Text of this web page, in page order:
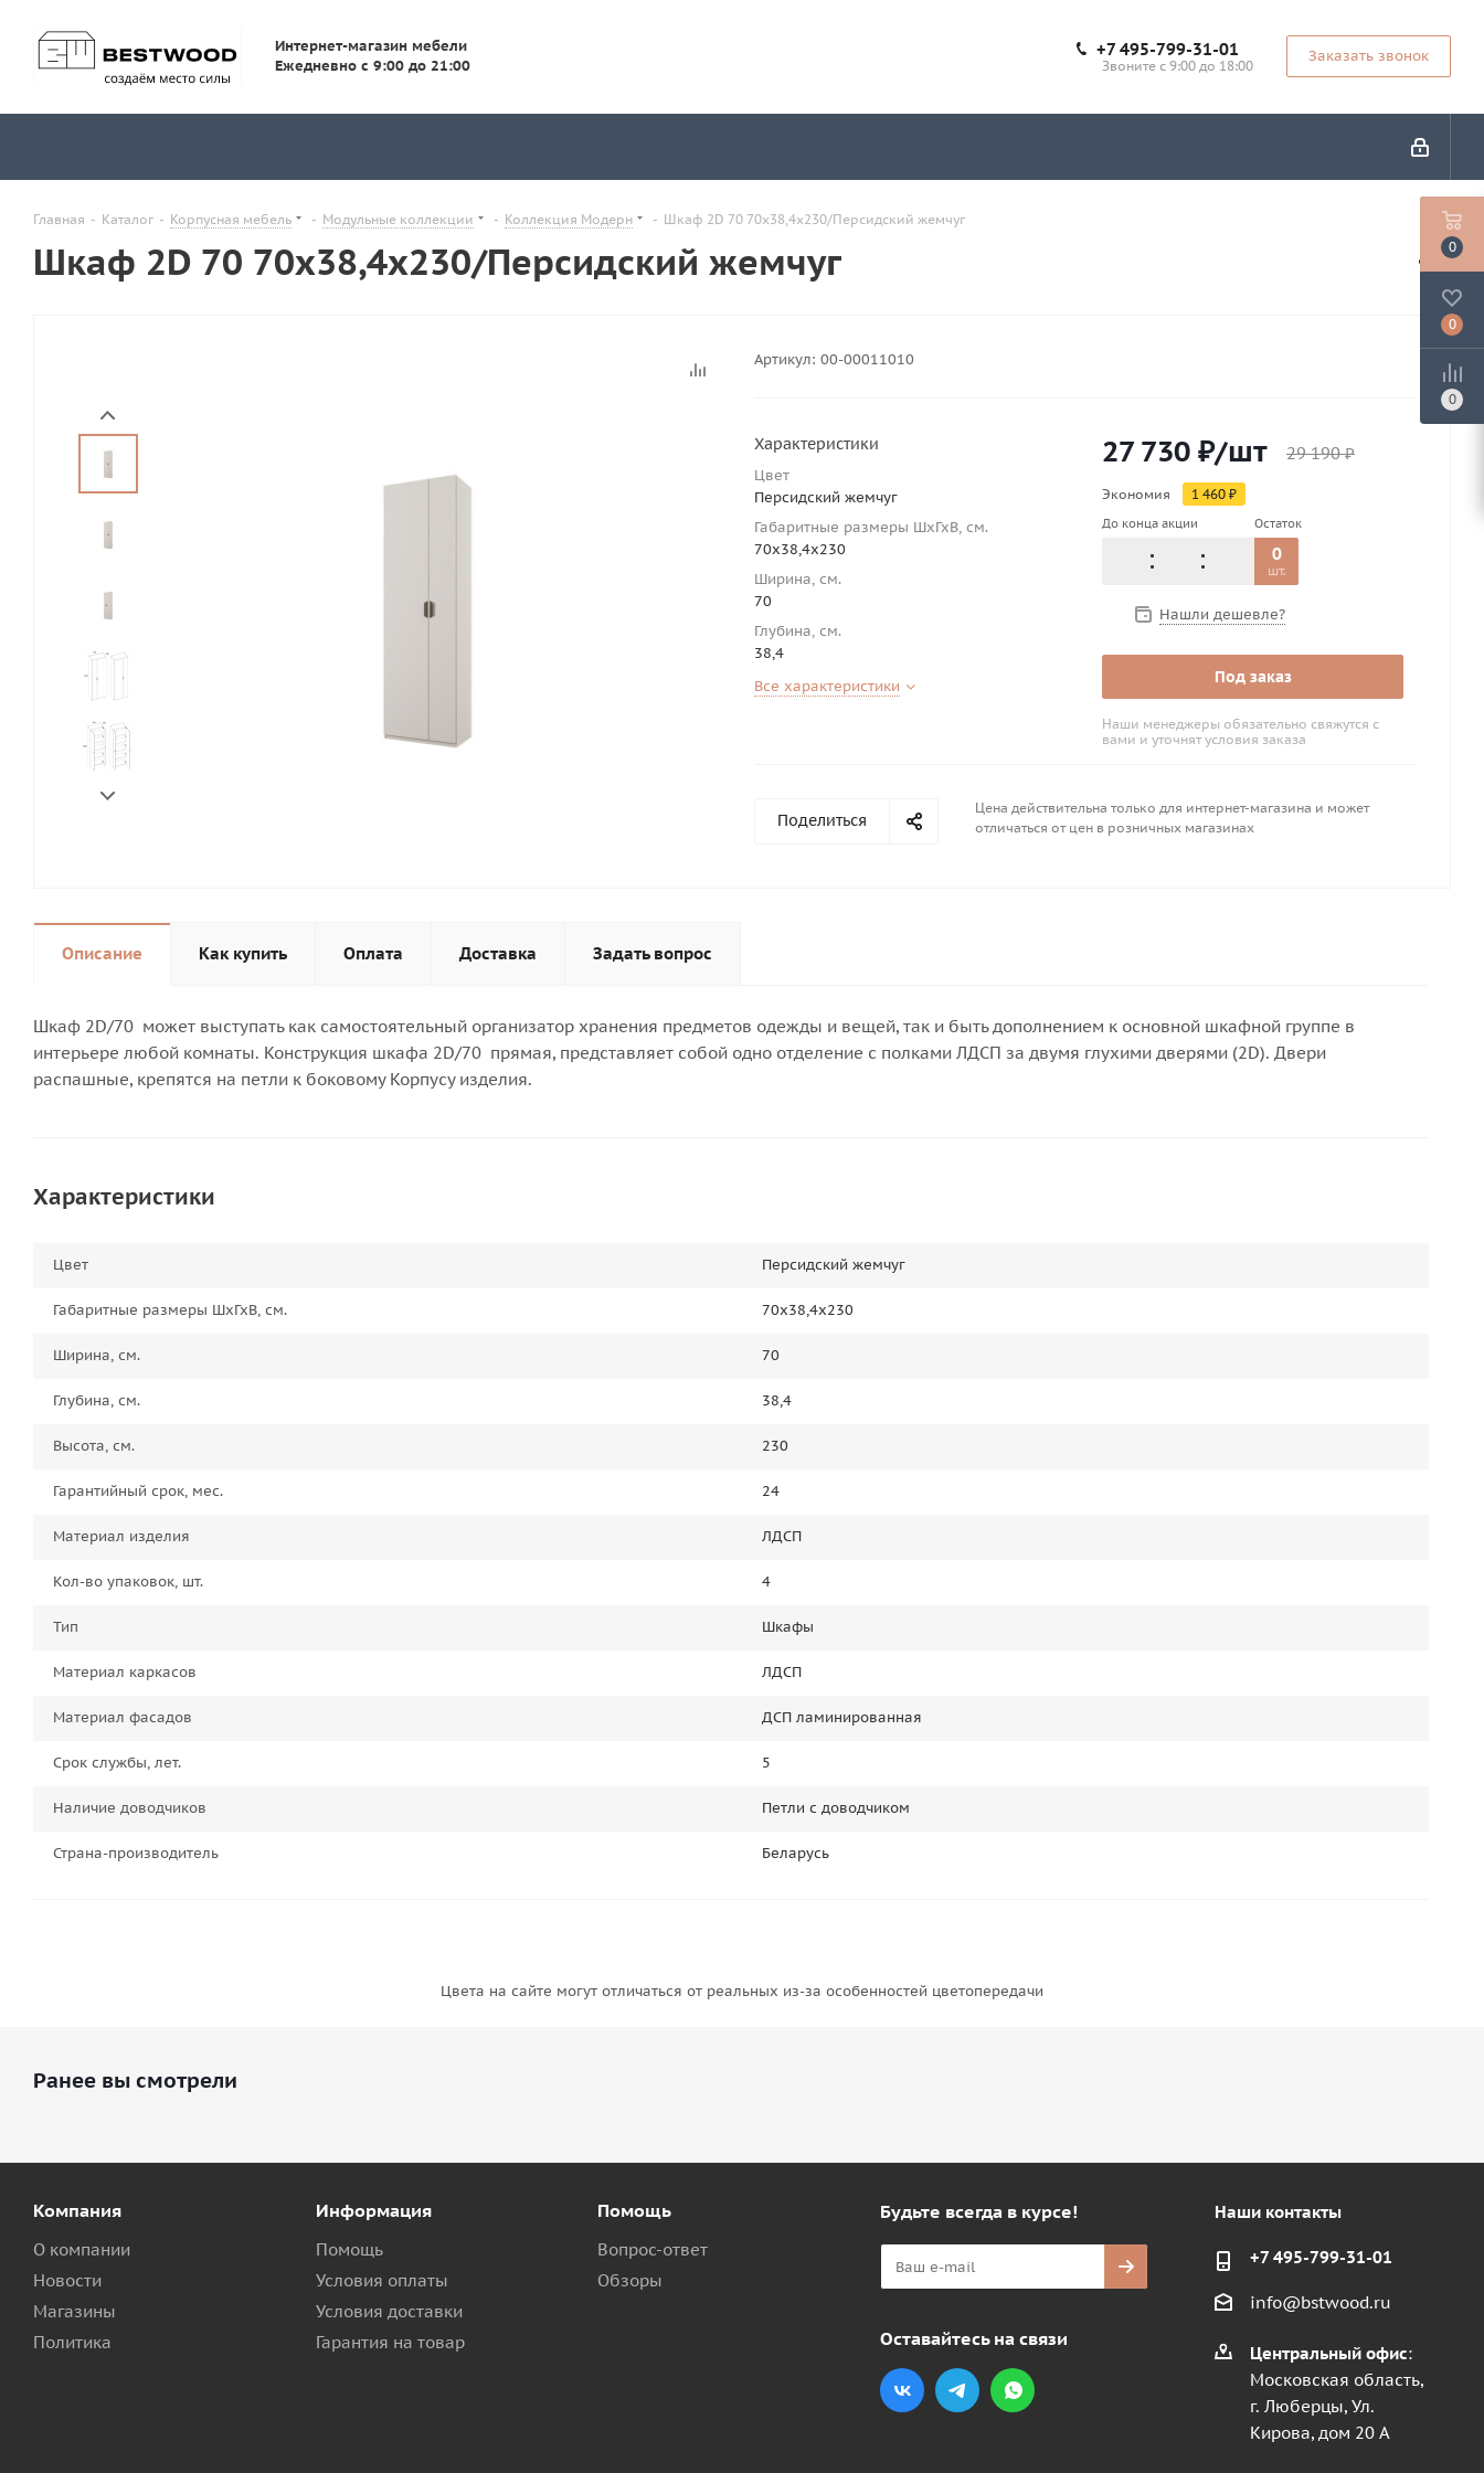
Интернет-магазин мебели
Ежедневно с 9:00 до 21:00
+7 495-799-31-01
Звоните с 9:00 до 18:00
Заказать звонок
Главная - Каталог - Корпусная мебель - Модульные коллекции - Коллекция Модерн - Шкаф 2D 70 70х38,4х230/Персидский жемчуг
Шкаф 2D 70 70х38,4х230/Персидский жемчуг
Артикул: 00-00011010
Характеристики
Цвет
Персидский жемчуг
Габаритные размеры ШхГхВ, см.
70х38,4х230
Ширина, см.
70
Глубина, см.
38,4
Все характеристики
27 730 ₽/шт 29 190₽
Экономия 1 460 ₽
До конца акции Остаток
0
шт.
Нашли дешевле?
Под заказ
Наши менеджеры обязательно свяжутся с
вами и уточнят условия заказа
Поделиться
Цена действительна только для интернет-магазина и может
отличаться от цен в розничных магазинах
Описание Как купить Оплата Доставка Задать вопрос
Шкаф 2D/70 может выступать как самостоятельный организатор хранения предметов одежды и вещей, так и быть дополнением к основной шкафной группе в
интерьере любой комнаты. Конструкция шкафа 2D/70 прямая, представляет собой одно отделение с полками ЛДСП за двумя глухими дверями (2D). Двери
распашные, крепятся на петли к боковому Корпусу изделия.
Характеристики
Цвет Персидский жемчуг
Габаритные размеры ШхГхВ, см. 70х38,4х230
Ширина, см. 70
Глубина, см. 38,4
Высота, см. 230
Гарантийный срок, мес. 24
Материал изделия ЛДСП
Кол-во упаковок, шт. 4
Тип Шкафы
Материал каркасов ЛДСП
Материал фасадов ДСП ламинированная
Срок службы, лет. 5
Наличие доводчиков Петли с доводчиком
Страна-производитель Беларусь
Цвета на сайте могут отличаться от реальных из-за особенностей цветопередачи
Ранее вы смотрели
Компания
О компании
Новости
Магазины
Политика
Информация
Помощь
Условия оплаты
Условия доставки
Гарантия на товар
Помощь
Вопрос-ответ
Обзоры
Будьте всегда в курсе!
Оставайтесь на связи
Наши контакты
+7 495-799-31-01
info@bstwood.ru
Центральный офис:
Московская область,
г. Люберцы, Ул.
Кирова, дом 20 А
0
0
0